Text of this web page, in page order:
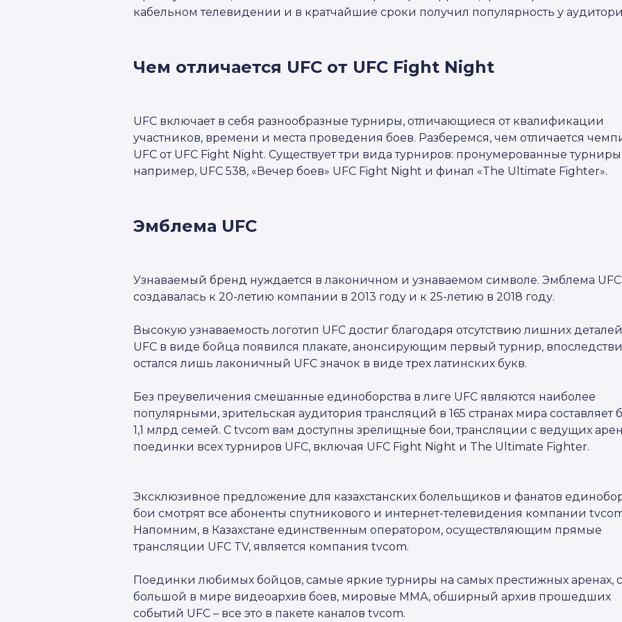
кабельном телевидении и в кратчайшие сроки получил популярность у
Чем отличается UFC от UFC Fight Night
UFC включает в себя разнообразные турниры, отличающиеся от квалификации
участников, времени и места проведения боев. Разберемся, чем отличается
UFC от UFC Fight Night. Существует три вида турниров: пронумерованные
например, UFC 538, «Вечер боев» UFC Fight Night и финал «The Ultimate Fighter».
Эмблема UFC
Узнаваемый бренд нуждается в лаконичном и узнаваемом символе. Эмблема UFC
создавалась к 20-летию компании в 2013 году и к 25-летию в 2018 году.
Высокую узнаваемость логотип UFC достиг благодаря отсутствию лишних
UFC в виде бойца появился плакате, анонсирующим первый турнир,
остался лишь лаконичный UFC значок в виде трех латинских букв.
Без преувеличения смешанные единоборства в лиге UFC являются наиболее
популярными, зрительская аудитория трансляций в 165 странах мира составляет
1,1 млрд семей. С tvcom вам доступны зрелищные бои, трансляции с ведущих
поединки всех турниров UFC, включая UFC Fight Night и The Ultimate Fighter.
Эксклюзивное предложение для казахстанских болельщиков и фанатов
бои смотрят все абоненты спутникового и интернет-телевидения компании
Напомним, в Казахстане единственным оператором, осуществляющим прямые
трансляции UFC TV, является компания tvcom.
Поединки любимых бойцов, самые яркие турниры на самых престижных аренах,
большой в мире видеоархив боев, мировые ММА, обширный архив прошедших
событий UFC – все это в пакете каналов tvcom.